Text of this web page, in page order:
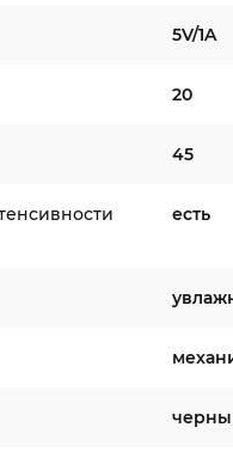
5V/1A
20
45
есть